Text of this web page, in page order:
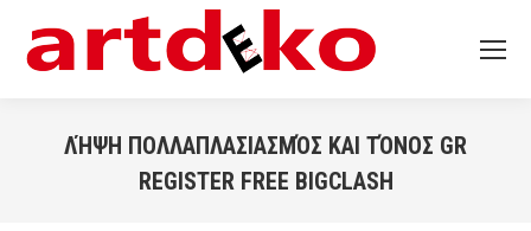
ΛΉΨΗ ΠΟΛΛΑΠΛΑΣΙΑΣΜΌΣ ΚΑΙ ΤΌΝΟΣ GR
REGISTER FREE BIGCLASH